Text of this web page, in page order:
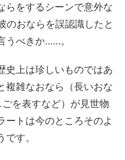
らをするシーンで意外な
のおならを誤認識したと
うべきか……。
史上は珍しいものではあ
複雑なおなら（長いおな
を表すなど）が見世物
ートは今のところそのよ
す。